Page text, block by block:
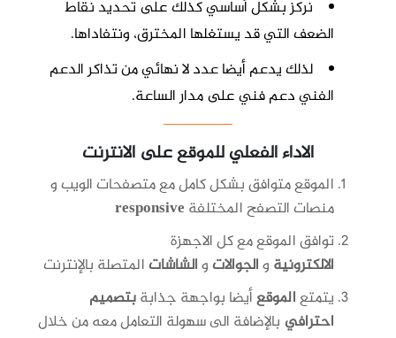
نركز بشكل أساسي كذلك على تحديد نقاط
الضعف التي قد يستغلها المخترق، ونتفاداها.
لذلك يدعم أيضا عدد ﻻ نهائي من تذاكر الدعم
الفني دعم فني على مدار الساعة.
الاداء الفعلي للموقع على الانترنت
الموقع متوافق بشكل كامل مع متصفحات الويب و
منصات التصفح المختلفة responsive
توافق الموقع مع كل الاجهزة
الالكترونية والجوالاتوالشاشاتالمتصلة بالإنترنت
يتمتعالموقعأيضا بواجهة جذابةبتصميم
احترافي بالإضافة الى سهولة التعامل معه من خلال